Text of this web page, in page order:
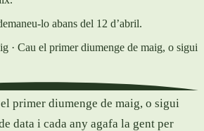
lo abans del 12 d’abril.
· Cau el primer diumenge de maig, o sigui
primer diumenge de maig, o sigui
data i cada any agafa la gent per